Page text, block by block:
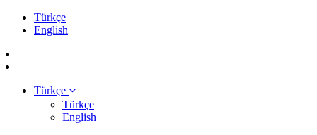
Türkçe
English
Türkçe
Türkçe
English